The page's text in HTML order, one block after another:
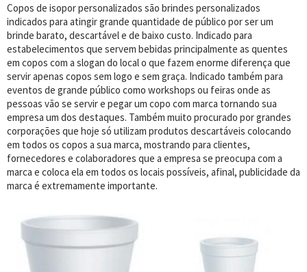
Copos de isopor personalizados são brindes personalizados
indicados para atingir grande quantidade de público por ser um
brinde barato, descartável e de baixo custo. Indicado para
estabelecimentos que servem bebidas principalmente as quentes
em copos com a slogan do local o que fazem enorme diferença que
servir apenas copos sem logo e sem graça. Indicado também para
eventos de grande público como workshops ou feiras onde as
pessoas vão se servir e pegar um copo com marca tornando sua
empresa um dos destaques. Também muito procurado por grandes
corporações que hoje só utilizam produtos descartáveis colocando
em todos os copos a sua marca, mostrando para clientes,
fornecedores e colaboradores que a empresa se preocupa com a
marca e coloca ela em todos os locais possíveis, afinal, publicidade da
marca é extremamente importante.